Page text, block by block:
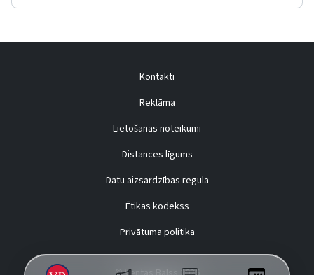
Kontakti
Reklāma
Lietošanas noteikumi
Distances līgums
Datu aizsardzības regula
Ētikas kodekss
Privātuma politika